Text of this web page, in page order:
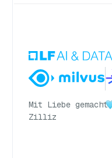
Mit Liebe gemacht
Zilliz